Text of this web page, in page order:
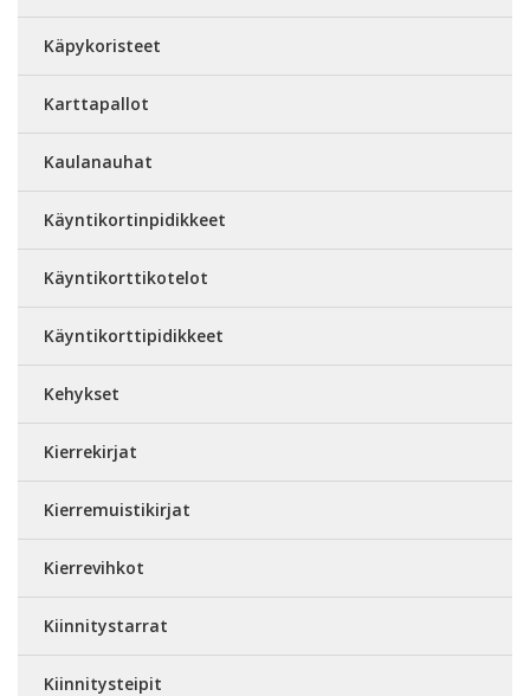
Käpykoristeet
Karttapallot
Kaulanauhat
Käyntikortinpidikkeet
Käyntikorttikotelot
Käyntikorttipidikkeet
Kehykset
Kierrekirjat
Kierremuistikirjat
Kierrevihkot
Kiinnitystarrat
Kiinnitysteipit